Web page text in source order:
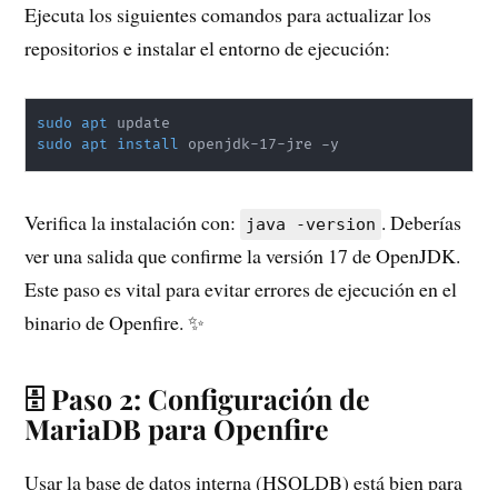
Ejecuta los siguientes comandos para actualizar los
repositorios e instalar el entorno de ejecución:
sudo apt
sudo
apt install openjdk-17-jre -y
Verifica la instalación con: java -version . Deberías
ver una salida que confirme la versión 17 de OpenJDK.
Este paso es vital para evitar errores de ejecución en el
binario de Openfire. ✨
🗄️ Paso 2: Configuración de
MariaDB para Openfire
Usar la base de datos interna (HSQLDB) está bien para